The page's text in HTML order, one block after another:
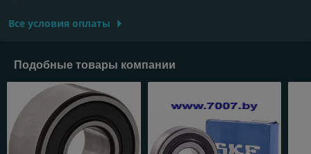
Все условия оплаты
Подобные товары компании